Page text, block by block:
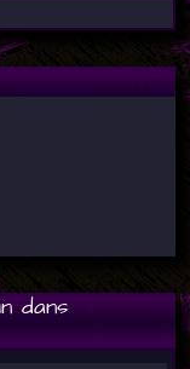
dans